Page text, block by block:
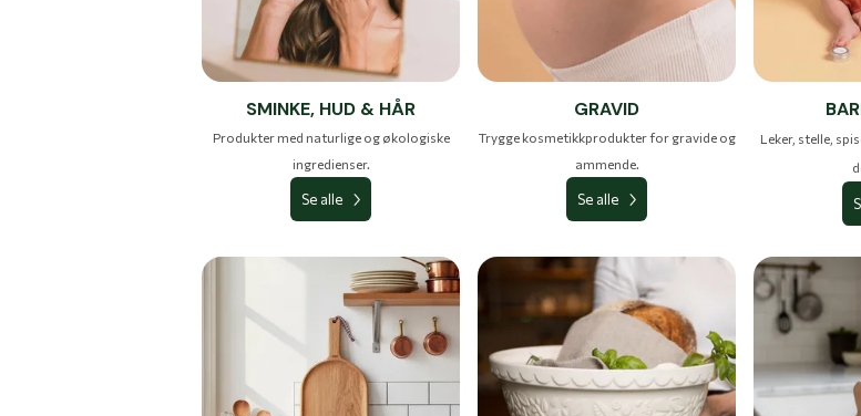
SMINKE, HUD & HÅR
Produkter med naturlige og økologiske
ingredienser.
Se alle
GRAVID
Trygge kosmetikkprodukter for gravide og
ammende.
Se alle
Leker, stelle,